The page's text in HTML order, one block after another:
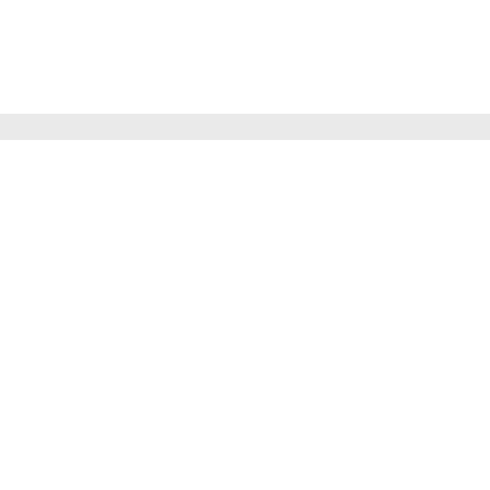
riferirsi sempre ai siti web dei rispettivi